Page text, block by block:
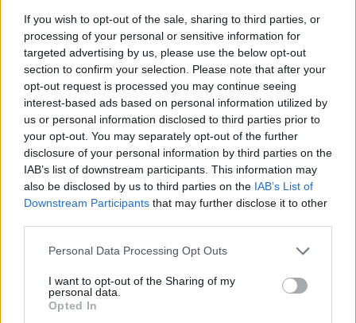
If you wish to opt-out of the sale, sharing to third parties, or
processing of your personal or sensitive information for
targeted advertising by us, please use the below opt-out
section to confirm your selection. Please note that after your
opt-out request is processed you may continue seeing
interest-based ads based on personal information utilized by
us or personal information disclosed to third parties prior to
your opt-out. You may separately opt-out of the further
disclosure of your personal information by third parties on the
IAB’s list of downstream participants. This information may
also be disclosed by us to third parties on the IAB’s List of
Downstream Participants that may further disclose it to other
Personal Data Processing Opt Outs
I want to opt-out of the Sharing of my
personal data.
Opted In
mai nagy magyar esés mögött, a régiós olajszektorban
mindenesetre nem lehet ilyen nagy kiöntést tapasztalni
(egyedül a PKN mutat hasonló mértékű leértékelődést, mint
a MOL). Az OMV ma tette közzé üzemi szinten vártnál
gyengébb jelentését, a papír azonban még így is 3% feletti
pluszban áll. A MOL jövő héten publikálja...
KEDVES OLVASÓNK!
A keresett cikk a portfolio.hu hírarchívumához
tartozik, melynek olvasása előfizetéses
regisztrációhoz kötött.
Az előfizetés a következőket tartalmazza:
Portfolio.hu teljes cikkarchívum
Kötéslisták: BÉT elmúlt 2 év napon belüli